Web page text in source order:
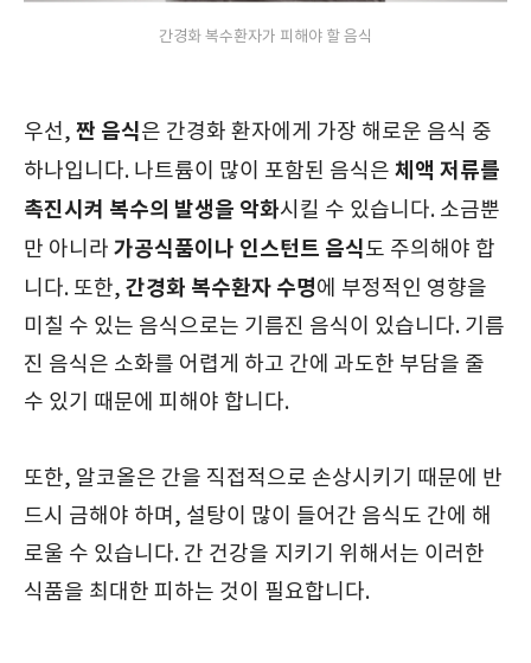
간경화 복수환자가 피해야 할 음식
우선, 짠 음식은 간경화 환자에게 가장 해로운 음식 중
하나입니다. 나트륨이 많이 포함된 음식은 체액 저류를
촉진시켜 복수의 발생을 악화시킬 수 있습니다. 소금뿐
만 아니라 가공식품이나 인스턴트 음식도 주의해야 합
니다. 또한, 간경화 복수환자 수명에 부정적인 영향을
미칠 수 있는 음식으로는 기름진 음식이 있습니다. 기름
진 음식은 소화를 어렵게 하고 간에 과도한 부담을 줄
수 있기 때문에 피해야 합니다.
또한, 알코올은 간을 직접적으로 손상시키기 때문에 반
드시 금해야 하며, 설탕이 많이 들어간 음식도 간에 해
로울 수 있습니다. 간 건강을 지키기 위해서는 이러한
식품을 최대한 피하는 것이 필요합니다.